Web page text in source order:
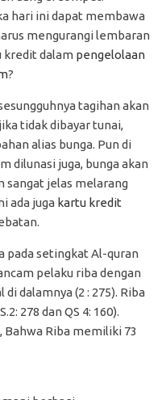
hari ini dapat membawa
mengurangi lembaran
kredit dalam pengelolaan
?
tagihan akan
tidak dibayar tunai,
alias bunga. Pun di
dilunasi juga, bunga akan
sangat jelas melarang
ada juga kartu kredit
pada setingkat Al-quran
pelaku riba dengan
dalamnya (2 : 275). Riba
278 dan QS 4: 160).
Bahwa Riba memiliki 73